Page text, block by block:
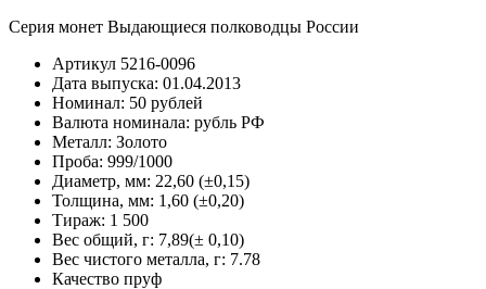
Серия монет Выдающиеся полководцы России
Артикул 5216-0096
Дата выпуска: 01.04.2013
Номинал: 50 рублей
Валюта номинала: рубль РФ
Металл: Золото
Проба: 999/1000
Диаметр, мм: 22,60 (±0,15)
Толщина, мм: 1,60 (±0,20)
Тираж: 1 500
Вес общий, г: 7,89(± 0,10)
Вес чистого металла, г: 7.78
Качество пруф